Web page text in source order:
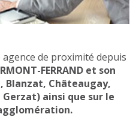
de proximité depuis
FERRAND et son
Blanzat, Châteaugay,
ainsi que sur le